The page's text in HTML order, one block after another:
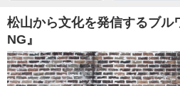
松山から文化を発信するブル
NG』